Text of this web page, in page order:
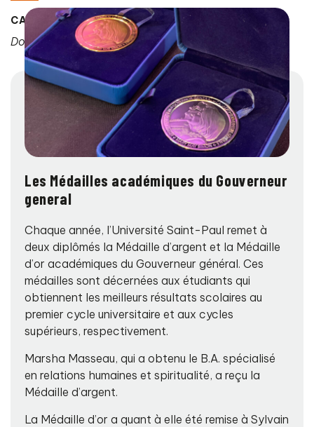
CAITLIN SIGG
Doctorat en counseling et spiritualité
Les Médailles académiques du Gouverneur
general
Chaque année, l’Université Saint-Paul remet à
deux diplômés la Médaille d’argent et la Médaille
d’or académiques du Gouverneur général. Ces
médailles sont décernées aux étudiants qui
obtiennent les meilleurs résultats scolaires au
premier cycle universitaire et aux cycles
supérieurs, respectivement.
Marsha Masseau, qui a obtenu le B.A. spécialisé
en relations humaines et spiritualité, a reçu la
Médaille d’argent.
La Médaille d’or a quant à elle été remise à Sylvain